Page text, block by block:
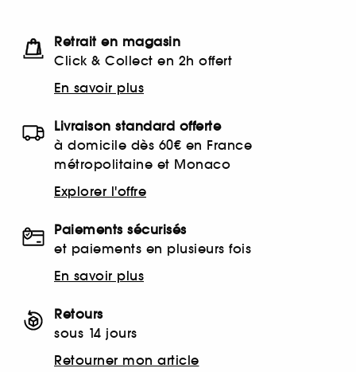
Retrait en magasin
Click & Collect en 2h offert
En savoir plus
Livraison standard offerte
à domicile dès 60€ en France
métropolitaine et Monaco
Explorer l'offre
Paiements sécurisés
et paiements en plusieurs fois
En savoir plus
Retours
sous 14 jours
Retourner mon article